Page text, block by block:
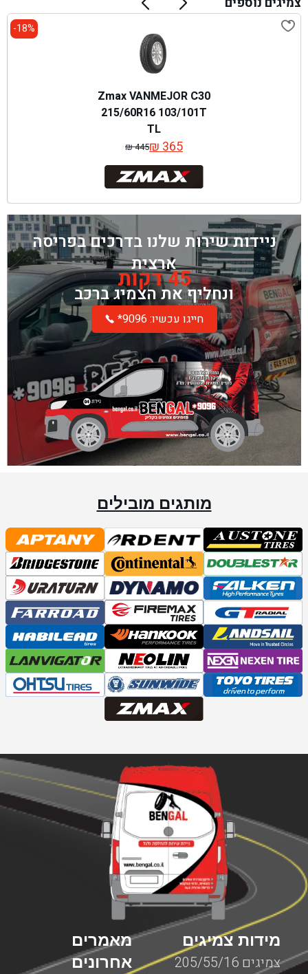
18%-
Zmax VANMEJOR C30
215/60R16 103/101T
TL
₪445
המחיר
המקורי
היה:
₪ 445.
₪365 המחיר
הנוכחי
הוא:
₪ 365.
ניידות שירות שלנו בדרכים בפריסה
ארצית
45 דקות
ונחליף את הצמיג ברכב
*חייגו עכשיו: 9096
מותגים מובילים
מאמרים
אחרונים
מידות צמיגים
צמיגים 205/55/16